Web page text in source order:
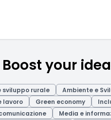
your
sviluppo rurale Ambiente e
lavoro
Green economy
Media e